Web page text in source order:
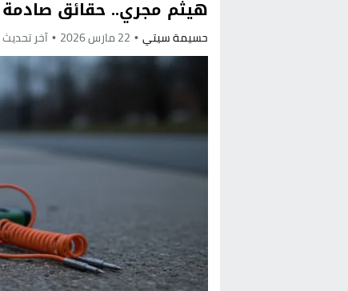
عزوف جيل Z عن الوظائف المكتبية نحو المهن الحرفية: تحول اجتماعي يسائل نجاعة السياسات العمومية بالمغرب
القضاء الإسباني يفتح تحقيقا
هل قطع أخنوش عطلته بأمر
عز الدين أوناحي يتصدر
تغيير تاريخي بحزب الاستقلال
اتفاق وشيك بين واشنطن
الحكومة الإسبانية تعلن عن ميزانية استثنائية بقيمة
قطاع نقل البضائع بالمغرب
هيثم مجري.. حقائق صادمة
حسيمة سيتي 22 مارس 2026 آخر تحديث